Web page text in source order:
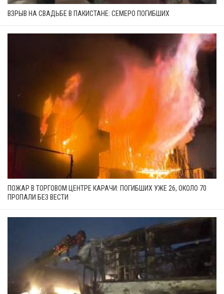
ВЗРЫВ НА СВАДЬБЕ В ПАКИСТАНЕ: СЕМЕРО ПОГИБШИХ
ПОЖАР В ТОРГОВОМ ЦЕНТРЕ КАРАЧИ: ПОГИБШИХ УЖЕ 26, ОКОЛО 70
ПРОПАЛИ БЕЗ ВЕСТИ